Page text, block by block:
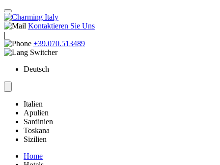
Kontaktieren Sie Uns
|
+39.070.513489
Deutsch
Italien
Apulien
Sardinien
Toskana
Sizilien
Home